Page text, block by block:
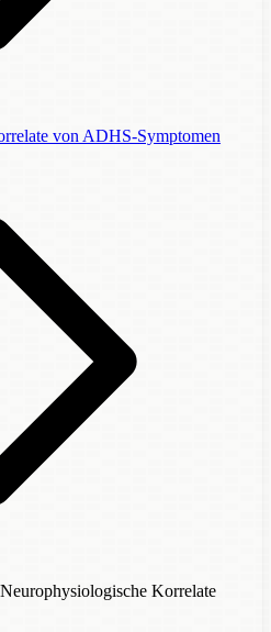
von ADHS-Symptomen
Korrelate